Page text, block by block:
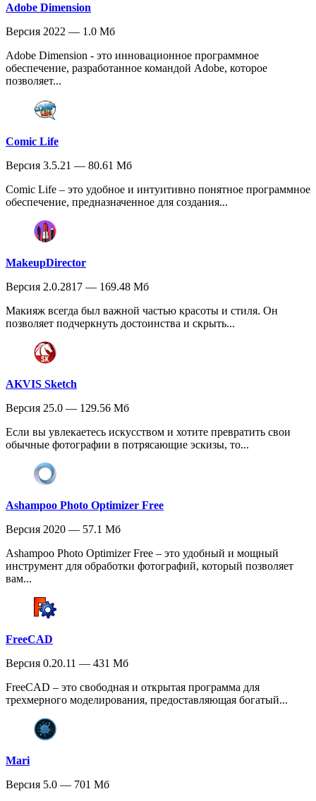
Adobe Dimension
Версия 2022 — 1.0 Мб
Adobe Dimension - это инновационное программное
обеспечение, разработанное командой Adobe, которое
позволяет...
Comic Life
Версия 3.5.21 — 80.61 Мб
Comic Life – это удобное и интуитивно понятное программное
обеспечение, предназначенное для создания...
MakeupDirector
Версия 2.0.2817 — 169.48 Мб
Макияж всегда был важной частью красоты и стиля. Он
позволяет подчеркнуть достоинства и скрыть...
AKVIS Sketch
Версия 25.0 — 129.56 Мб
Если вы увлекаетесь искусством и хотите превратить свои
обычные фотографии в потрясающие эскизы, то...
Ashampoo Photo Optimizer Free
Версия 2020 — 57.1 Мб
Ashampoo Photo Optimizer Free – это удобный и мощный
инструмент для обработки фотографий, который позволяет
вам...
FreeCAD
Версия 0.20.11 — 431 Мб
FreeCAD – это свободная и открытая программа для
трехмерного моделирования, предоставляющая богатый...
Mari
Версия 5.0 — 701 Мб